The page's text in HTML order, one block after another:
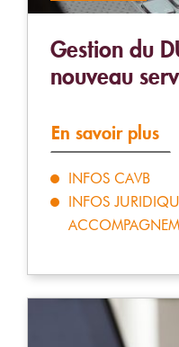
Gestion du
nouveau
En savoir plus
INFOS CAVB
INFOS